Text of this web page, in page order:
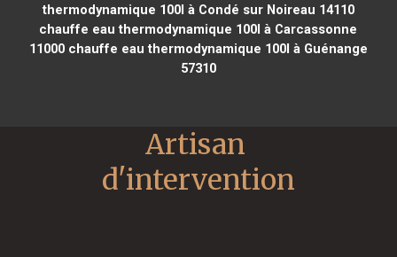
thermodynamique 100l à Condé sur Noireau 14110
chauffe eau thermodynamique 100l à Carcassonne
11000chauffe eau thermodynamique 100l à Guénange
57310
Artisan
d'intervention